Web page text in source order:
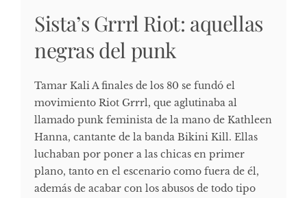
Sista’s Grrrl Riot: aquellas
negras del punk
Tamar Kali A finales de los 80 se fundó el
movimiento Riot Grrrl, que aglutinaba al
llamado punk feminista de la mano de Kathleen
Hanna, cantante de la banda Bikini Kill. Ellas
luchaban por poner a las chicas en primer
plano, tanto en el escenario como fuera de él,
además de acabar con los abusos de todo tipo